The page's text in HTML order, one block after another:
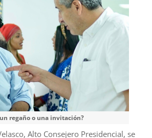
regaño o una invitación?
Alto Consejero Presidencial, se